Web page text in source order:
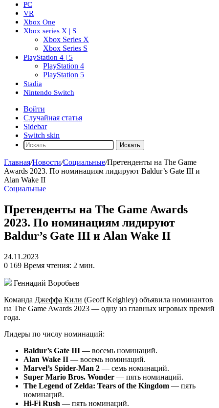
PC
VR
Xbox One
Xbox series X | S
Xbox Series X
Xbox Series S
PlayStation 4 | 5
PlayStation 4
PlayStation 5
Stadia
Nintendo Switch
Войти
Случайная статья
Sidebar
Switch skin
Искать
Главная/Новости/Социальные/Претенденты на The Game
Awards 2023. По номинациям лидируют Baldur’s Gate III и
Alan Wake II
Социальные
Претенденты на The Game Awards
2023. По номинациям лидируют
Baldur’s Gate III и Alan Wake II
24.11.2023
0 169 Время чтения: 2 мин.
Геннадий Воробьев
Команда Джеффа Кили (Geoff Keighley) объявила номинантов
на The Game Awards 2023 — одну из главных игровых премий
года.
Лидеры по числу номинаций:
Baldur’s Gate III — восемь номинаций.
Alan Wake II — восемь номинаций.
Marvel’s Spider-Man 2 — семь номинаций.
Super Mario Bros. Wonder — пять номинаций.
The Legend of Zelda: Tears of the Kingdom — пять
номинаций.
Hi-Fi Rush — пять номинаций.